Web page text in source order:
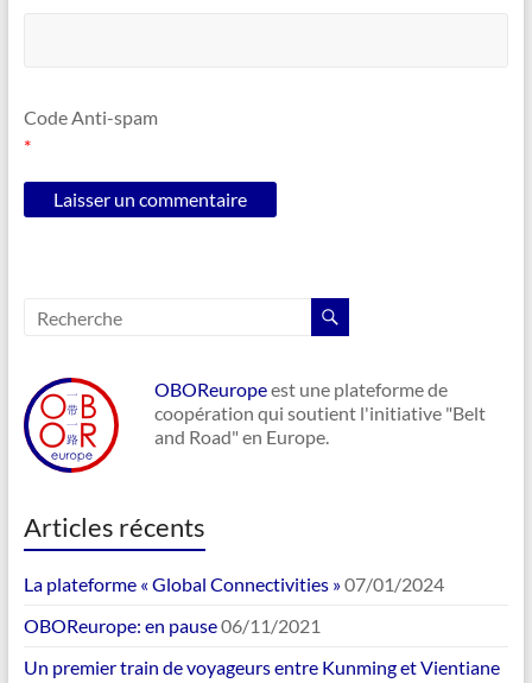
Code Anti-spam
*
OBOReuropeest une plateforme de
coopération qui soutient l'initiative "Belt
and Road" en Europe.
Articles récents
La plateforme « Global Connectivities »07/01/2024
OBOReurope: en pause06/11/2021
Un premier train de voyageurs entre Kunming et Vientiane